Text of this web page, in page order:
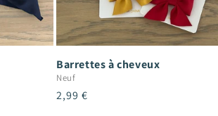
Barrettes à cheveux
Neuf
Prix
2,99 €